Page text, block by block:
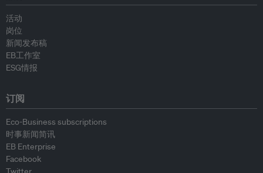
活动
岗位
新闻发布稿
EB工作室
ESG情报
订阅
Eco-Business subscriptions
时事新闻简讯
EB Enterprise
Facebook